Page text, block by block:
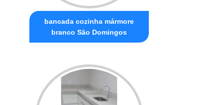
bancada cozinha mármore
branco São Domingos